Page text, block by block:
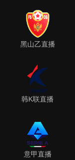
黑山乙直播
韩K联直播
意甲直播